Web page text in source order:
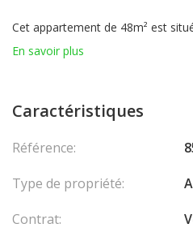
Cet appartement de 48m² est
d'une vue ville dégagée. La pièce
spacieuse avec une grande
fonctionnelle et confortable.
L'immeuble est doté d'une
Possibilité d'acheter un parking
Ce bien est idéal pour des
En savoir plus
Caractéristiques
Référence:
Type de propriété:
Contrat: